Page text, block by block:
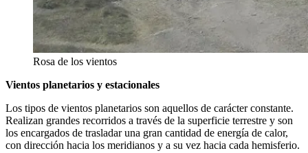
Rosa de los vientos
Vientos planetarios y estacionales
Los tipos de vientos planetarios son aquellos de carácter constante.
Realizan grandes recorridos a través de la superficie terrestre y son
los encargados de trasladar una gran cantidad de energía de calor,
con dirección hacia los meridianos y a su vez hacia cada hemisferio.